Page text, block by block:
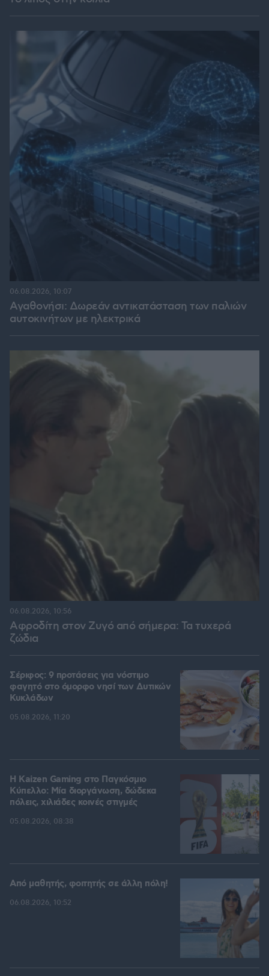
Αγαθονήσι: Δωρεάν αντικατάσταση των παλιών
αυτοκινήτων με ηλεκτρικά
06.08.2026, 10:07
Αφροδίτη στον Ζυγό από σήμερα: Τα τυχερά
ζώδια
06.08.2026, 10:56
Σέριφος: 9 προτάσεις για νόστιμο
φαγητό στο όμορφο νησί των Δυτικών
Κυκλάδων
05.08.2026, 11:20
H Kaizen Gaming στο Παγκόσμιο
Kύπελλο: Μία διοργάνωση, δώδεκα
πόλεις, χιλιάδες κοινές στιγμές
05.08.2026, 08:38
Από μαθητής, φοιτητής σε άλλη πόλη!
06.08.2026, 10:52